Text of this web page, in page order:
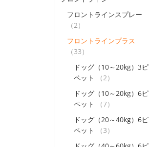
フロントラインスプレー
（2）
フロントラインプラス
（33）
ドッグ（10～20kg）3ピ
ペット
（2）
ドッグ（10～20kg）6ピ
ペット
（7）
ドッグ（20～40kg）6ピ
ペット
（3）